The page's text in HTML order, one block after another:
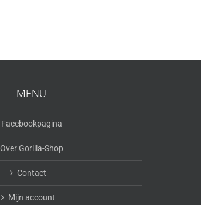
MENU
Facebookpagina
Over Gorilla-Shop
Contact
Mijn account